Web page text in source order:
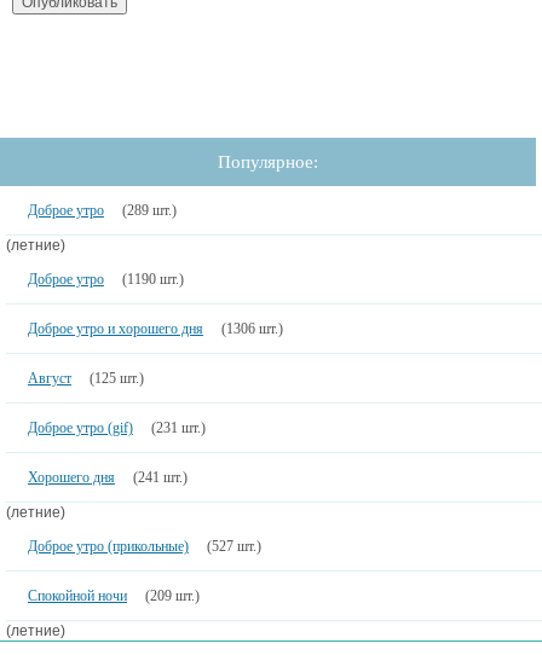
Популярное:
Доброе утро (289 шт.)
(летние)
Доброе утро
(1190 шт.)
Доброе утро и хорошего дня (1306 шт.)
Август (125 шт.)
Доброе утро (gif) (231 шт.)
Хорошего дня (241 шт.)
(летние)
Доброе утро (прикольные)
(527 шт.)
Спокойной ночи (209 шт.)
(летние)